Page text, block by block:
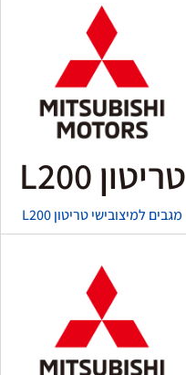
טריטון L200
מגבים למיצובישי טריטון L200